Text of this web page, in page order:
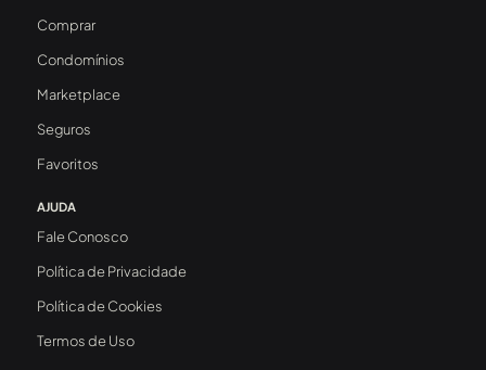
Comprar
Condomínios
Marketplace
Seguros
Favoritos
AJUDA
Fale Conosco
Política de Privacidade
Política de Cookies
Termos de Uso